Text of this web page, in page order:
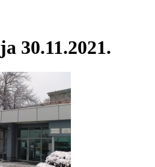
30.11.2021.